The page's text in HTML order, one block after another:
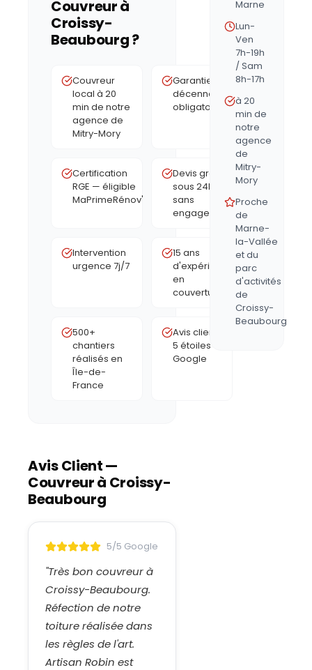
Couvreur à
Croissy-
Beaubourg?
Couvreur
local à 20
min de notre
agence de
Mitry-Mory
Garantie
décennale
obligatoire
Certification
RGE — éligible
MaPrimeRénov'
Devis gratuit
sous 24h,
sans
engagement
Intervention
urgence 7j/7
15 ans
d'expérience
en
couverture
500+
chantiers
réalisés en
Île-de-
France
Avis clients
5 étoiles
Google
Avis Client —
Couvreur à Croissy-
Beaubourg
5/5 Google
"Très bon couvreur à
Croissy-Beaubourg.
Réfection de notre
toiture réalisée dans
les règles de l'art.
Artisan Robin est
Marne
Lun-
Ven
7h-19h
/ Sam
8h-17h
à 20
min de
notre
agence
de
Mitry-
Mory
Proche
de
Marne-
la-Vallée
et du
parc
d'activités
de
Croissy-
Beaubourg